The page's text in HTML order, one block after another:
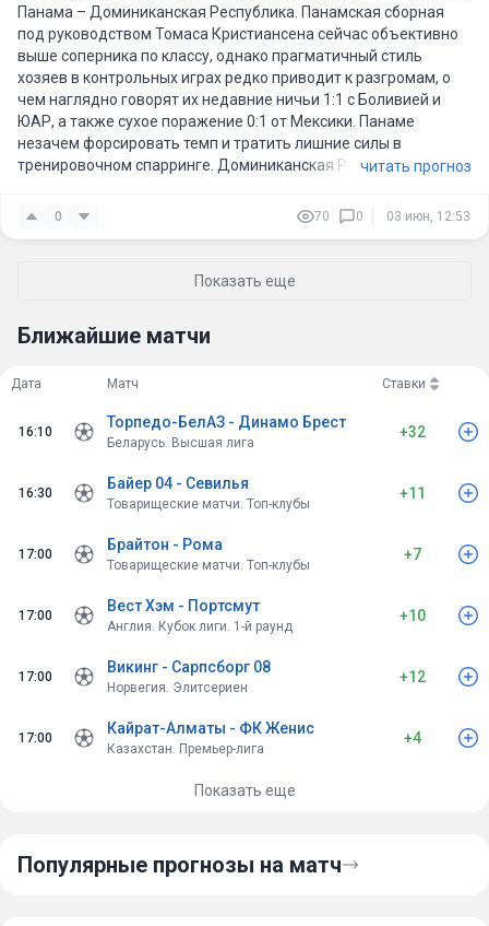
В марте гости сыграли вничью 1:1 с Кубой в рамках серии
КОНКАКАФ и на этот раз будут стремиться к улучшению
результатов. Хотя в последних пяти выездных матчах они
проиграли все пять, в атаке есть и положительные моменты,
которые можно отметить в последних десяти выездных
играх.
из девяти последних выездных матчей.
Панама – Доминиканская Республика. Панамская сборная
под руководством Томаса Кристиансена сейчас объективно
выше соперника по классу, однако прагматичный стиль
хозяев в контрольных играх редко приводит к разгромам, о
чем наглядно говорят их недавние ничьи 1:1 с Боливией и
ЮАР, а также сухое поражение 0:1 от Мексики. Панаме
незачем форсировать темп и тратить лишние силы в
тренировочном спарринге. Доминиканская Республика на
против статусных соперников стабильно выстраивает
глубокий оборонительный блок, который тяжело вскрыть. В
наглухо закрываются в штрафной, удержав вполне
достойные 0:1 с Уругваем/ Учитывая товарищеский статус
команды выдадут результативный футбол. Заиграю тут ТМ
читать прогноз
0 70 0 03 июн, 12:53
Показать еще
Ближайшие матчи
Дата Матч Ставки
16:10
Торпедо-БелАЗ - Динамо Брест
Беларусь. Высшая лига
+32
16:30
Байер 04 - Севилья
Товарищеские матчи. Топ-клубы
+11
17:00
Брайтон - Рома
Товарищеские матчи. Топ-клубы
+7
17:00
Вест Хэм - Портсмут
Англия. Кубок лиги. 1-й раунд
+10
17:00
Викинг - Сарпсборг 08
Норвегия. Элитсериен
+12
17:00
Кайрат-Алматы - ФК Женис
Казахстан. Премьер-лига
+4
Показать еще
Популярные прогнозы на матч